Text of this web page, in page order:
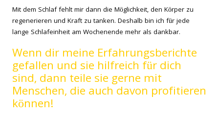
Mit dem Schlaf fehlt mir dann die Möglichkeit, den Körper zu
regenerieren und Kraft zu tanken. Deshalb bin ich für jede
lange Schlafeinheit am Wochenende mehr als dankbar.
Wenn dir meine Erfahrungsberichte
gefallen und sie hilfreich für dich
sind, dann teile sie gerne mit
Menschen, die auch davon profitieren
können!